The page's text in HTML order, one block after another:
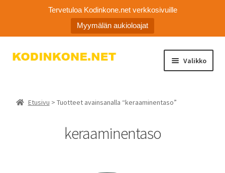
Tervetuloa Kodinkone.net verkkosivuille
Myymälän aukioloajat
Siirry
Siirry
Valikko
Etusivu > Tuotteet avainsanalla “keraaminentaso”
keraaminentaso